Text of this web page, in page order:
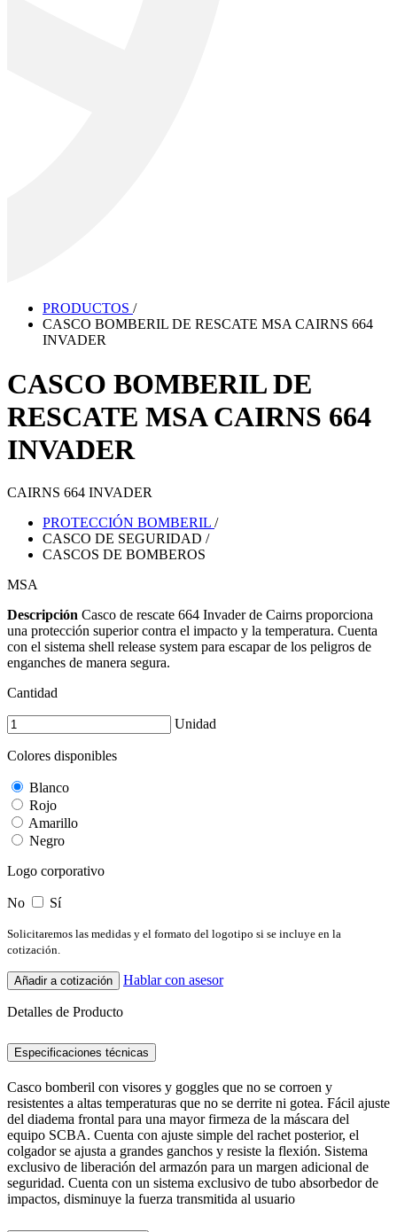
PRODUCTOS /
CASCO BOMBERIL DE RESCATE MSA CAIRNS 664
INVADER
CASCO BOMBERIL DE
RESCATE MSA CAIRNS 664
INVADER
CAIRNS 664 INVADER
PROTECCIÓN BOMBERIL /
CASCO DE SEGURIDAD /
CASCOS DE BOMBEROS
MSA
Descripción Casco de rescate 664 Invader de Cairns proporciona
una protección superior contra el impacto y la temperatura. Cuenta
con el sistema shell release system para escapar de los peligros de
enganches de manera segura.
Cantidad
Unidad
Colores disponibles
Blanco
Rojo
Amarillo
Negro
Logo corporativo
No Sí
Solicitaremos las medidas y el formato del logotipo si se incluye en la
cotización.
Añadir a cotización Hablar con asesor
Detalles de Producto
Especificaciones técnicas
Casco bomberil con visores y goggles que no se corroen y
resistentes a altas temperaturas que no se derrite ni gotea. Fácil ajuste
del diadema frontal para una mayor firmeza de la máscara del
equipo SCBA. Cuenta con ajuste simple del rachet posterior, el
colgador se ajusta a grandes ganchos y resiste la flexión. Sistema
exclusivo de liberación del armazón para un margen adicional de
seguridad. Cuenta con un sistema exclusivo de tubo absorbedor de
impactos, disminuye la fuerza transmitida al usuario